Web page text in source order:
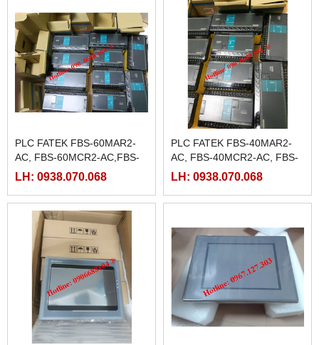
PLC FATEK FBS-60MAR2-
AC, FBS-60MCR2-AC,FBS-
60MAT2-AC, FBS-60MCT2-
LH: 0938.070.068
PLC FATEK FBS-40MAR2-
AC, FBS-40MCR2-AC, FBS-
40MCRT-AC, FBS-40MART-
LH: 0938.070.068